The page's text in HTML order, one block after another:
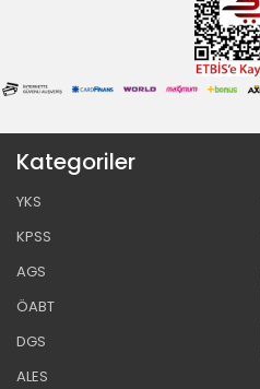
Kategoriler
YKS
KPSS
AGS
ÖABT
DGS
ALES